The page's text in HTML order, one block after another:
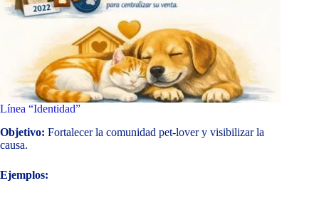
Línea “Identidad”
Objetivo: Fortalecer la comunidad pet-lover y visibilizar la
causa.
Ejemplos: